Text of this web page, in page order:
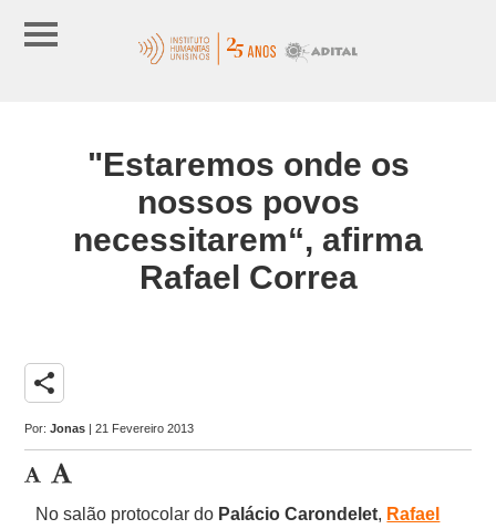
"Estaremos onde os
nossos povos
necessitarem“, afirma
Rafael Correa
share
Por:Jonas | 21 Fevereiro 2013
No salão protocolar do Palácio Carondelet, Rafael